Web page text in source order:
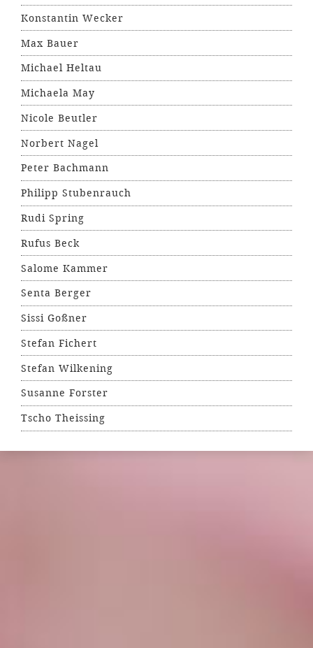
Konstantin Wecker
Max Bauer
Michael Heltau
Michaela May
Nicole Beutler
Norbert Nagel
Peter Bachmann
Philipp Stubenrauch
Rudi Spring
Rufus Beck
Salome Kammer
Senta Berger
Sissi Goßner
Stefan Fichert
Stefan Wilkening
Susanne Forster
Tscho Theissing